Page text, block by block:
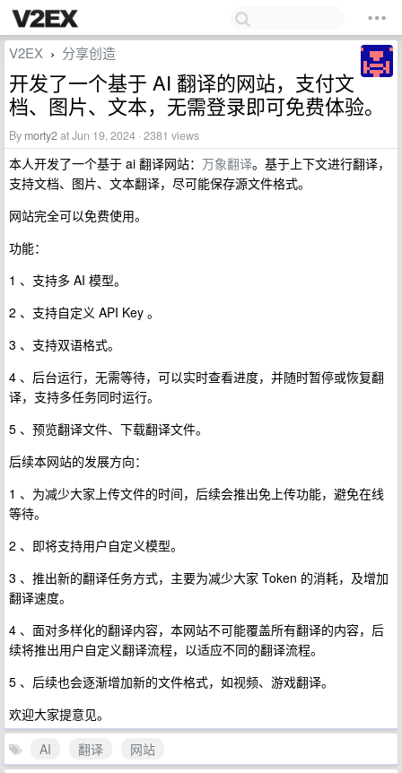
V2EX › 分享创造
开发了一个基于 AI 翻译的网站，支付文
档、图片、文本，无需登录即可免费体验。
By morty2at Jun 19, 2024 · 2381 views
本人开发了一个基于 ai 翻译网站： 万象翻译。基于上下文进行翻译，
支持文档、图片、文本翻译，尽可能保存源文件格式。
网站完全可以免费使用。
功能：
1 、支持多 AI 模型。
2 、支持自定义 API Key 。
3 、支持双语格式。
4 、后台运行，无需等待，可以实时查看进度，并随时暂停或恢复翻
译，支持多任务同时运行。
5 、预览翻译文件、下载翻译文件。
后续本网站的发展方向：
1 、为减少大家上传文件的时间，后续会推出免上传功能，避免在线
等待。
2 、即将支持用户自定义模型。
3 、推出新的翻译任务方式，主要为减少大家 Token 的消耗，及增加
翻译速度。
4 、面对多样化的翻译内容，本网站不可能覆盖所有翻译的内容，后
续将推出用户自定义翻译流程，以适应不同的翻译流程。
5 、后续也会逐渐增加新的文件格式，如视频、游戏翻译。
欢迎大家提意见。
AI
翻译
网站